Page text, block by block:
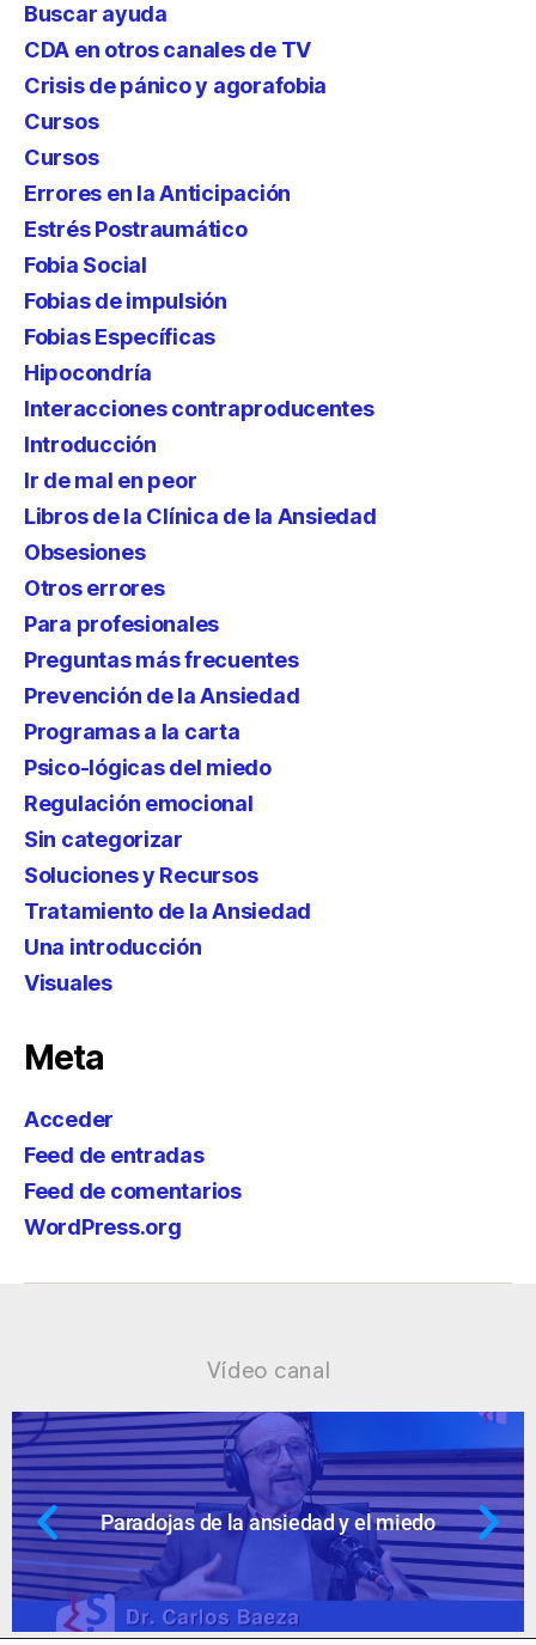
Buscar ayuda
CDA en otros canales de TV
Crisis de pánico y agorafobia
Cursos
Cursos
Errores en la Anticipación
Estrés Postraumático
Fobia Social
Fobias de impulsión
Fobias Específicas
Hipocondría
Interacciones contraproducentes
Introducción
Ir de mal en peor
Libros de la Clínica de la Ansiedad
Obsesiones
Otros errores
Para profesionales
Preguntas más frecuentes
Prevención de la Ansiedad
Programas a la carta
Psico-lógicas del miedo
Regulación emocional
Sin categorizar
Soluciones y Recursos
Tratamiento de la Ansiedad
Una introducción
Visuales
Meta
Acceder
Feed de entradas
Feed de comentarios
WordPress.org
Vídeo canal
y el miedo Ansiedad: supuestos